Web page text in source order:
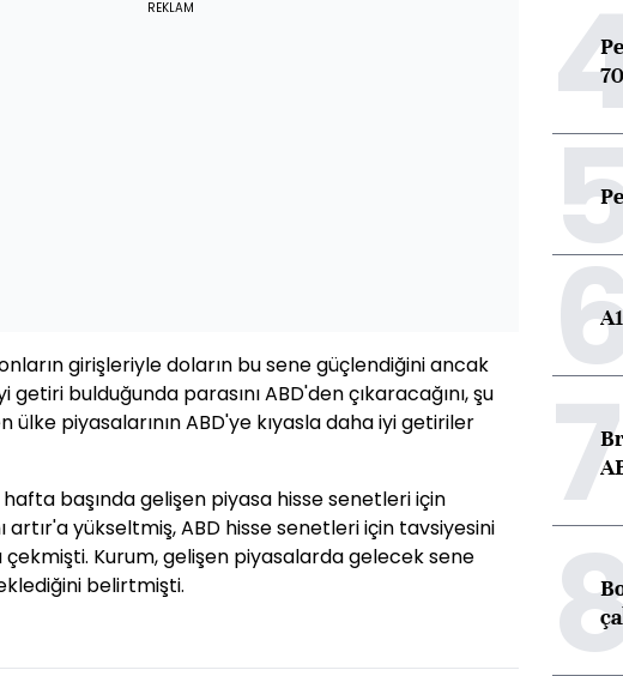
REKLAM
girişleriyle doların bu sene güçlendiğini ancak
getiri bulduğunda parasını ABD'den çıkaracağını, şu
ülke piyasalarının ABD'ye kıyasla daha iyi getiriler
başında gelişen piyasa hisse senetleri için
artır'a yükseltmiş, ABD hisse senetleri için tavsiyesini
çekmişti. Kurum, gelişen piyasalarda gelecek sene
belirtmişti.
7